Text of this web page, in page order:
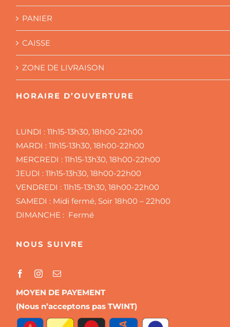
PANIER
CAISSE
ZONE DE LIVRAISON
HORAIRE D’OUVERTURE
LUNDI :11h15-13h30, 18h00-22h00
MARDI :11h15-13h30, 18h00-22h00
MERCREDI :11h15-13h30, 18h00-22h00
JEUDI :11h15-13h30, 18h00-22h00
VENDREDI :11h15-13h30, 18h00-22h00
SAMEDI : Midi fermé, Soir 18h00 – 22h00
DIMANCHE : Fermé
NOUS SUIVRE
MOYEN DE PAYEMENT
(Nous n’acceptons pas TWINT)